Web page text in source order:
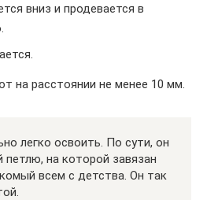
вниз и продевается в
на расстоянии не менее 10 мм.
легко освоить. По сути, он
петлю, на которой завязан
всем с детства. Он так